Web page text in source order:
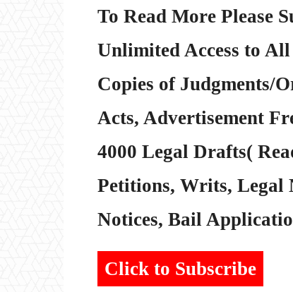
To Read More Please
Unlimited Access to
Copies of Judgments/
Acts, Advertisement
4000 Legal Drafts(
Petitions, Writs, Legal
Notices, Bail
Click to Subscribe